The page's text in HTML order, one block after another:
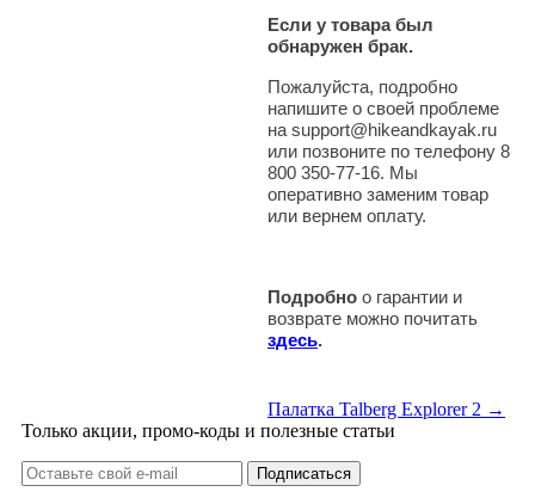
Если у товара был
обнаружен брак.
Пожалуйста, подробно
напишите о своей проблеме
на support@hikeandkayak.ru
или позвоните по телефону 8
800 350-77-16. Мы
оперативно заменим товар
или вернем оплату.
Подробно о гарантии и
возврате можно почитать
здесь.
Палатка Talberg Explorer 2 →
Только акции, промо-коды и полезные статьи